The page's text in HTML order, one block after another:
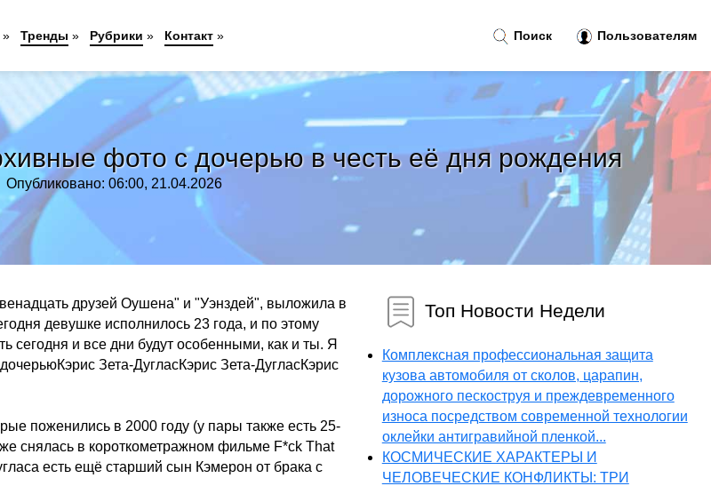
фото с дочерью в честь её дня рождения
Опубликовано: 06:00, 21.04.2026
друзей Оушена" и "Уэнздей", выложила в
девушке исполнилось 23 года, и по этому
сегодня и все дни будут особенными, как и ты. Я
Зета-ДугласКэрис Зета-ДугласКэрис
поженились в 2000 году (у пары также есть 25-
снялась в короткометражном фильме F*ck That
есть ещё старший сын Кэмерон от брака с
Топ Новости Недели
Комплексная профессиональная защита
кузова автомобиля от сколов, царапин,
дорожного пескоструя и преждевременного
износа посредством современной технологии
оклейки антигравийной пленкой...
КОСМИЧЕСКИЕ ХАРАКТЕРЫ И
ЧЕЛОВЕЧЕСКИЕ КОНФЛИКТЫ: ТРИ
Поиск Пользователям
» Тренды » Рубрики » Контакт»